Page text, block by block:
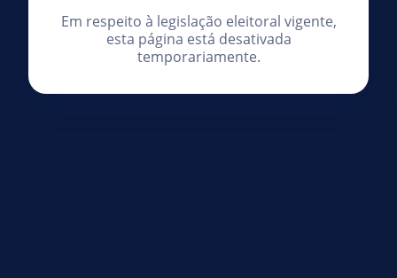
Em respeito à legislação eleitoral vigente,
esta página está desativada
temporariamente.